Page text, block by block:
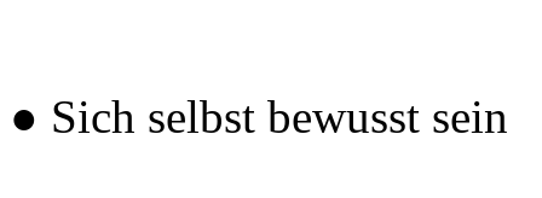
● Sich selbst bewusst sein